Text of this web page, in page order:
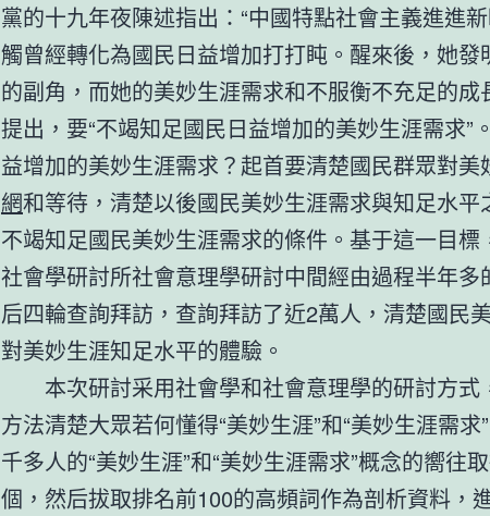
黨的十九年夜陳述指出：“中國特點社會主義進進
觸曾經轉化為國民日益增加打打盹。醒來後，她發
的副角，而她的美妙生涯需求和不服衡不充足的成
提出，要“不竭知足國民日益增加的美妙生涯需求”
益增加的美妙生涯需求？起首要清楚國民群眾對美
網和等待，清楚以後國民美妙生涯需求與知足水平
不竭知足國民美妙生涯需求的條件。基于這一目
社會學研討所社會意理學研討中間經由過程半年多
后四輪查詢拜訪，查詢拜訪了近2萬人，清楚國民
對美妙生涯知足水平的體驗。
本次研討采用社會學和社會意理學的研討方式
方法清楚大眾若何懂得“美妙生涯”和“美妙生涯需求
千多人的“美妙生涯”和“美妙生涯需求”概念的嚮往
個，然后拔取排名前100的高頻詞作為剖析資料，